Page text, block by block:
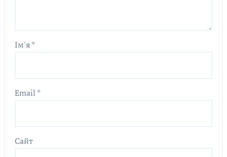
Ім'я*
Email *
Сайт